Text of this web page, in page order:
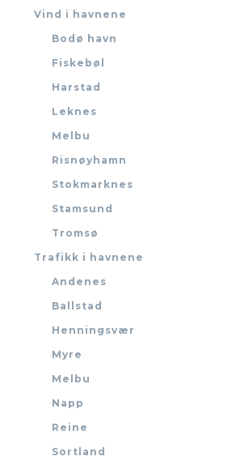
Vind i havnene
Bodø havn
Fiskebøl
Harstad
Leknes
Melbu
Risnøyhamn
Stokmarknes
Stamsund
Tromsø
Trafikk i havnene
Andenes
Ballstad
Henningsvær
Myre
Melbu
Napp
Reine
Sortland